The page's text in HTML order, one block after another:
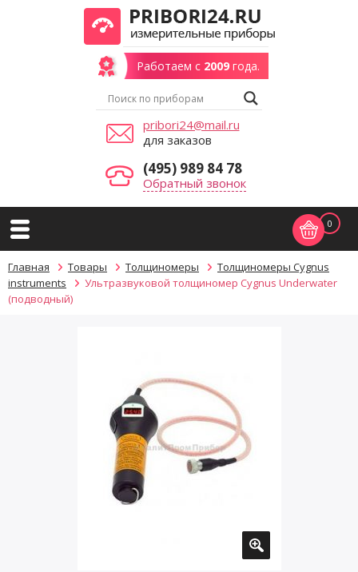
Работаем с 2009года.
pribori24@mail.ru
для заказов
(495) 989 84 78
Обратный звонок
0
Главная Товары Толщиномеры
Толщиномеры Cygnus
instruments
Ультразвуковой толщиномер Cygnus Underwater
(подводный)